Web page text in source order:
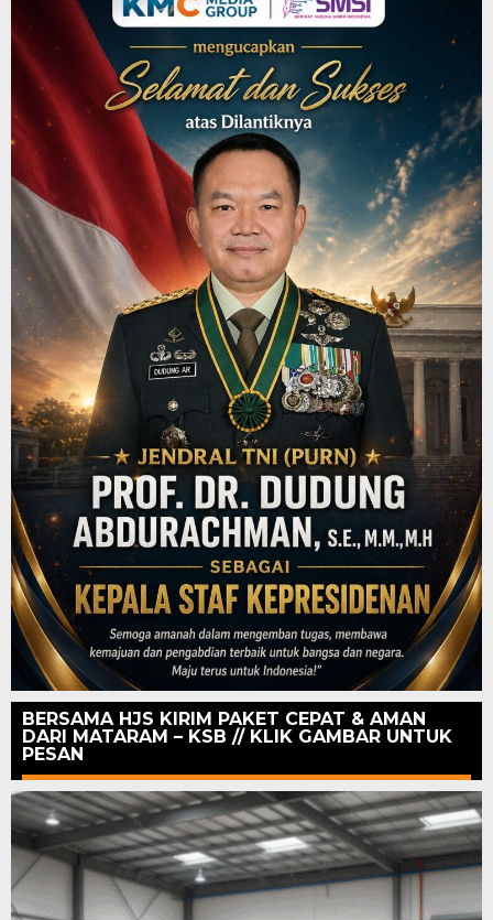
BERSAMA HJS KIRIM PAKET CEPAT & AMAN
DARI MATARAM – KSB // KLIK GAMBAR UNTUK
PESAN